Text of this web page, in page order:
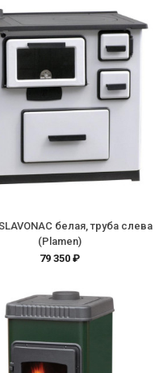
белая, труба слева
(Plamen)
79 350 ₽